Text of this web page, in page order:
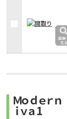
Ｍｏｄｅｒ
ｉｖａ1